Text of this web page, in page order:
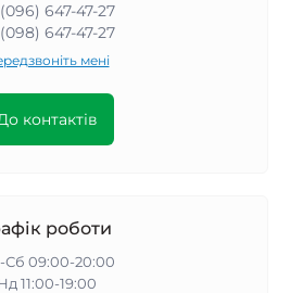
(096) 647-47-27
(098) 647-47-27
мені
контактів
роботи
Сб 09:00-20:00
11:00-19:00